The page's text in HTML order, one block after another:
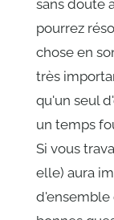
sans doute
pourrez
chose en
très
qu'un seul
un temps
Si vous
elle) aura
d'ensemble